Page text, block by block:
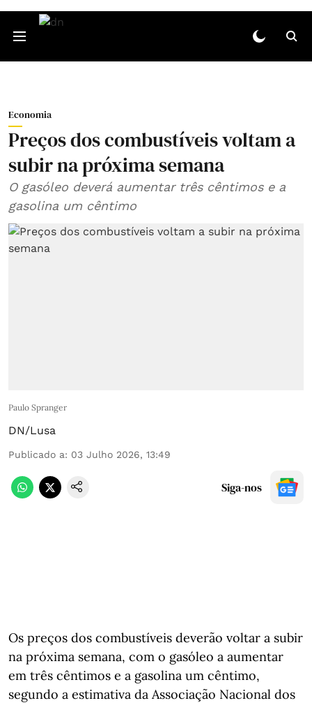
Economia
Preços dos combustíveis voltam a
subir na próxima semana
O gasóleo deverá aumentar três cêntimos e a
gasolina um cêntimo
Paulo Spranger
DN/Lusa
Publicado a: 03 Julho 2026, 13:49
Siga-nos
Os preços dos combustíveis deverão voltar a subir
na próxima semana, com o gasóleo a aumentar
em três cêntimos e a gasolina um cêntimo,
segundo a estimativa da Associação Nacional dos